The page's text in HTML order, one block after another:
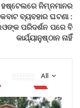
ନିମ୍ନମାନର
ବ୍ୟବହାର ଘଟଣା :
ପରିଦର୍ଶନ ପରେ ବି
କାର୍ଯ୍ୟାନୁଷ୍ଠାନ ନାହିଁ
All